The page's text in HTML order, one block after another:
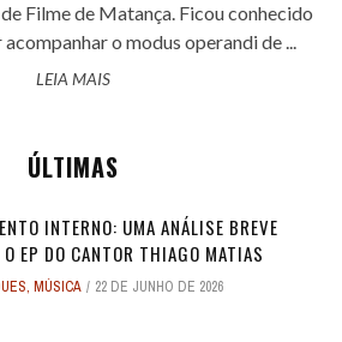
Filme de Matança. Ficou conhecido
o modus operandi de ...
LEIA MAIS
ÚLTIMAS
INTERNO: UMA ANÁLISE BREVE
O EP DO CANTOR THIAGO MATIAS
, MÚSICA 22 DE JUNHO DE 2026